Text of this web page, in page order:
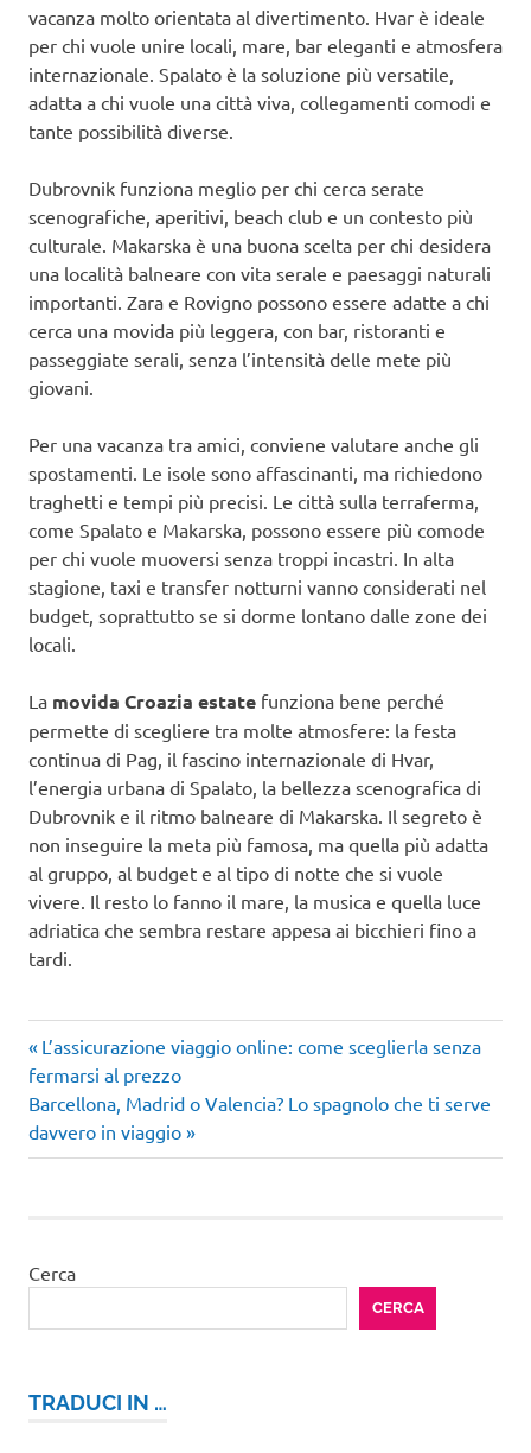
vacanza molto orientata al divertimento. Hvar è ideale
per chi vuole unire locali, mare, bar eleganti e atmosfera
internazionale. Spalato è la soluzione più versatile,
adatta a chi vuole una città viva, collegamenti comodi e
tante possibilità diverse.
Dubrovnik funziona meglio per chi cerca serate
scenografiche, aperitivi, beach club e un contesto più
culturale. Makarska è una buona scelta per chi desidera
una località balneare con vita serale e paesaggi naturali
importanti. Zara e Rovigno possono essere adatte a chi
cerca una movida più leggera, con bar, ristoranti e
passeggiate serali, senza l’intensità delle mete più
giovani.
Per una vacanza tra amici, conviene valutare anche gli
spostamenti. Le isole sono affascinanti, ma richiedono
traghetti e tempi più precisi. Le città sulla terraferma,
come Spalato e Makarska, possono essere più comode
per chi vuole muoversi senza troppi incastri. In alta
stagione, taxi e transfer notturni vanno considerati nel
budget, soprattutto se si dorme lontano dalle zone dei
locali.
La movida Croazia estate funziona bene perché
permette di scegliere tra molte atmosfere: la festa
continua di Pag, il fascino internazionale di Hvar,
l’energia urbana di Spalato, la bellezza scenografica di
Dubrovnik e il ritmo balneare di Makarska. Il segreto è
non inseguire la meta più famosa, ma quella più adatta
al gruppo, al budget e al tipo di notte che si vuole
vivere. Il resto lo fanno il mare, la musica e quella luce
adriatica che sembra restare appesa ai bicchieri fino a
tardi.
Navigazione
articoli
Articolo
precedente:
L’assicurazione viaggio online: come sceglierla senza
fermarsi al prezzo
Articolo
successivo:
Barcellona, Madrid o Valencia? Lo spagnolo che ti serve
davvero in viaggio
Cerca
CERCA
TRADUCI IN …